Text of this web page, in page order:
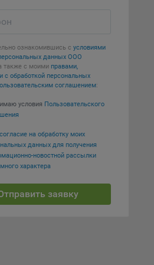
ознакомившись с условиями
данных ООО
также с моими правами,
с обработкой персональных
соглашением:
условия Пользовательского
согласие на обработку моих
данных для получения
новостной рассылки
характера
заявку